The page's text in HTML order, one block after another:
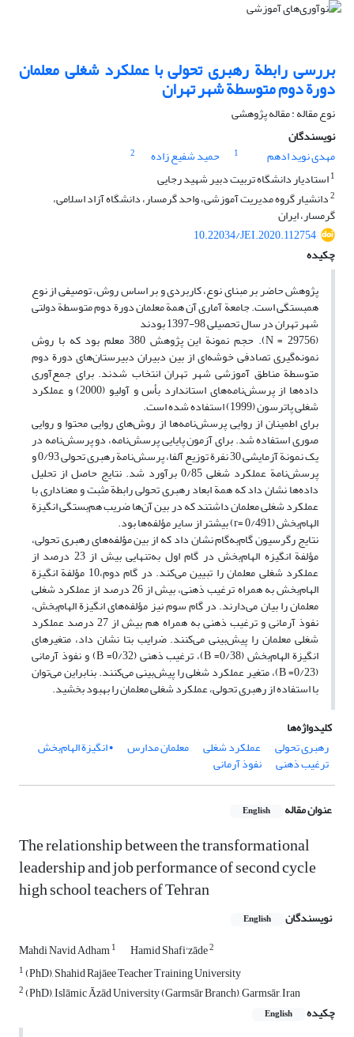
بررسی رابطة رهبری تحولی با عملکرد شغلی معلمان
دورة دوم متوسطة شهر تهران
نوع مقاله : مقاله پژوهشی
نویسندگان
مهدی نوید ادهم
1 حمید شفیع زاده
2
1استادیار دانشگاه تربیت دبیر شهید رجایی
2دانشیار گروه مدیریت آموزشی، واحد گرمسار، دانشگاه آزاد اسلامی،
گرمسار، ایران
10.22034/JEI.2020.112754
چکیده
پژوهش حاضر بر مبنای نوع، کاربردی و بر اساس روش، توصیفی از نوع
همبستگی است. جامعة آماری آن همة معلمان دورة دوم متوسطة دولتی
شهر تهران در سال تحصیلی 98-1397 بودند
(29756 = N). حجم نمونة این پژوهش 380 معلم بود که با روش
نمونه‌گیری تصادفی خوشه‌ای از بین دبیران دبیرستان‌های دورة دوم
متوسطة مناطق آموزشی شهر تهران انتخاب شدند. برای جمع‌آوری
داده‌ها از پرسش‌نامه‌های استاندارد بأس و آولیو (2000) و عملکرد
شغلی پاترسون (1999) استفاده شده است.
برای اطمینان از روایی پرسش‌نامه‌ها از روش‌های روایی محتوا و روایی
صوری استفاده شد. برای آزمون پایایی پرسش‌نامه، دو پرسش‌نامه در
یک نمونة آزمایشی 30 نفرة توزیع آلفا، پرسش‌نامة رهبری تحولی 0/93 و
پرسش‌نامة عملکرد شغلی 0/85 برآورد شد. نتایج حاصل از تحلیل
داده‌ها نشان داد که همة ابعاد رهبری تحولی رابطة مثبت و معناداری با
عملکرد شغلی معلمان داشتند که در بین آن‌ها ضریب هم‌بستگی انگیزة
الهام‌بخش (0/491 =r) بیشتر از سایر مؤلفه‌ها بود.
نتایج رگرسیون گام‌به‌گام نشان داد که از بین مؤلفه‌های رهبری تحولی،
مؤلفة انگیزه الهام‌بخش در گام اول به‌تنهایی بیش از 23 درصد از
عملکرد شغلی معلمان را تبیین می‌کند. در گام دوم،10 مؤلفة انگیزة
الهام‌بخش به همراه ترغیب ذهنی، بیش از 26 درصد از عملکرد شغلی
معلمان را بیان می‌دارند. در گام سوم نیز مؤلفه‌های انگیزة الهام‌بخش،
نفوذ آرمانی و ترغیب ذهنی به همراه هم بیش از 27 درصد عملکرد
شغلی معلمان را پیش‌بینی می‌کنند. ضرایب بتا نشان داد، متغیرهای
انگیزة الهام‌بخش (0/38= B)، ترغیب ذهنی (0/32= B) و نفوذ آرمانی
(0/23= B)، متغیر عملکرد شغلی را پیش‌بینی می‌کنند. بنابراین می‌توان
با استفاده از رهبری تحولی، عملکرد شغلی معلمان را بهبود بخشید.
کلیدواژه‌ها
رهبری تحولی
عملکرد شغلی معلمان مدارس • انگیزة الهام‌بخش
ترغیب ذهنی نفوذ آرمانی
عنوان مقاله English
The relationship between the transformational
leadership and job performance of second cycle
high school teachers of Tehran
نویسندگان English
Mahdi Navid Adham1 Hamid Shafi'zāde2
1(PhD), Shahid Rajāee Teacher Training University
2(PhD), Islāmic Āzād University (Garmsār Branch), Garmsār, Iran
چکیده
English